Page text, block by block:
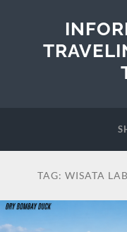
TAG: WISATA